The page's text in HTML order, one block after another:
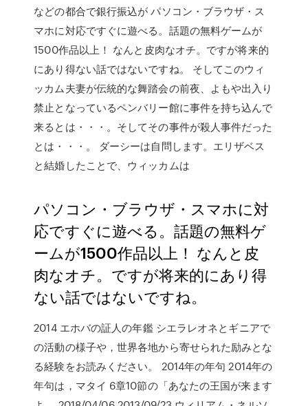
などの都合で銀行振込が パソコン・ブラウザ・ス
マホに対応ですぐに遊べる。話題の無料ゲームが
1500作品以上！ なんと皮肉なオチ。ですが将来的
にあり得ない話ではないですね。 そしてこのウィ
ッカム夫妻が伝統的な舞踏会の前夜、よもや出入り
禁止となっているペンバリー館に事件を持ち込んで
来るとは・・・。そしてその事件が殺人事件だった
とは・・・。 ダーシーは自問します。エリザベス
と結婚したことで、ウィッカムは
パソコン・ブラウザ・スマホに対
応ですぐに遊べる。話題の無料ゲ
ームが1500作品以上！ なんと皮
肉なオチ。ですが将来的にあり得
ない話ではないですね。
2014 エホバの証人の年鑑 シエラレオネとギニアで
の活動の様子や，世界各地から寄せられた励みとな
る経験をお読みください。 2014年の年句 2014年の
年句は，マタイ 6章10節の「あなたの王国が来ます